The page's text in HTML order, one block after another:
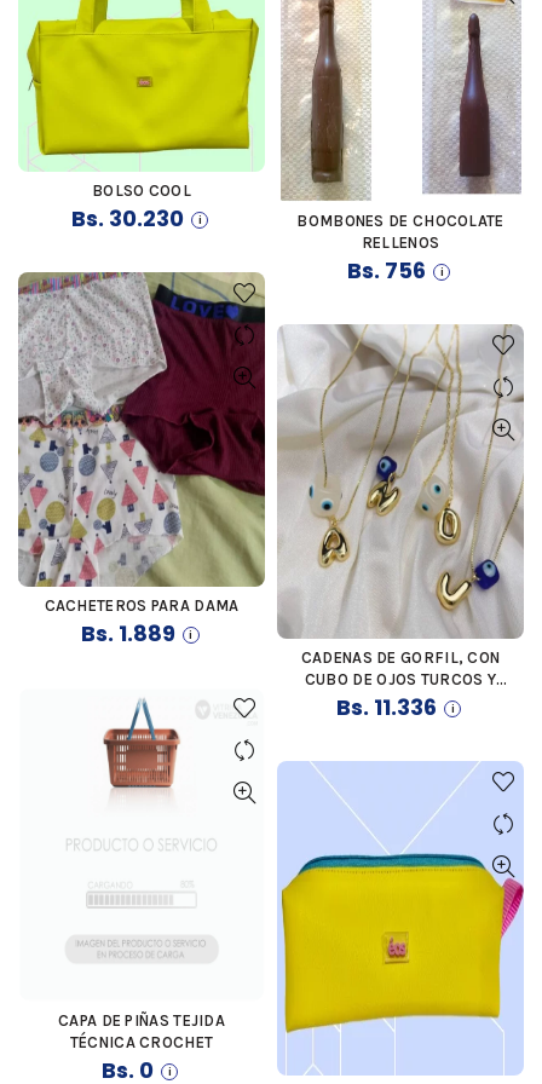
COMPRAR
BOLSO COOL
Bs. 30.230 COMPRAR
BOMBONES DE CHOCOLATE
RELLENOS
Bs. 756
COMPRAR
CACHETEROS PARA DAMA
Bs. 1.889
COMPRAR
CADENAS DE GORFIL, CON
CUBO DE OJOS TURCOS Y
LETRA DE ACERO INOXIDABLE,
COMPLETAMENTE
Bs. 11.336
COMPRAR
CAPA DE PIÑAS TEJIDA
TÉCNICA CROCHET
Bs. 0